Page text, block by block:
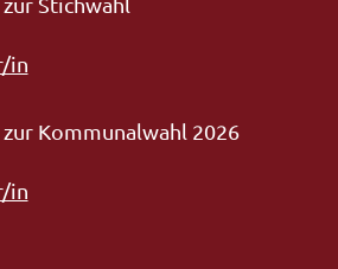
Stichwahl
in
Kommunalwahl 2026
in